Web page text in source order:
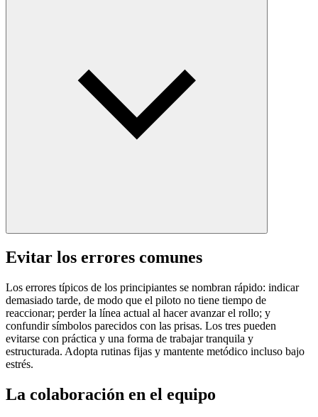
Evitar los errores comunes
Los errores típicos de los principiantes se nombran rápido: indicar
demasiado tarde, de modo que el piloto no tiene tiempo de
reaccionar; perder la línea actual al hacer avanzar el rollo; y
confundir símbolos parecidos con las prisas. Los tres pueden
evitarse con práctica y una forma de trabajar tranquila y
estructurada. Adopta rutinas fijas y mantente metódico incluso bajo
estrés.
La colaboración en el equipo